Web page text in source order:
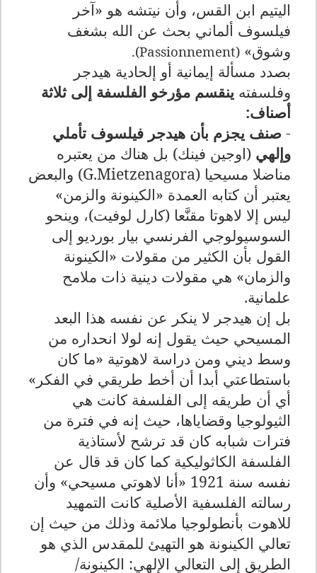
اليتيم ابن القس، وأن نيتشه هو «آخر
فيلسوف ألماني بحث عن الله بشغف
وشوق» (
Passionnement
).
بصدد مسألة إيمانية أو إلحادية هيدجر
وفلسفته ينقسم مؤرخو الفلسفة إلى ثلاثة
أصناف:
- صنف يجزم بأن هيدجر فيلسوف تأملي
وإلهي (اوجين فينك) بل هناك من يعتبره
مناضلا مسيحيا (G.Mietzenagora) والبعض
يعتبر أن كتابه العمدة «الكينونة والزمن»
ليس إلا لاهوتا مقنَّعا (كارل لوفيت)، وينحو
السوسيولوجي الفرنسي بيار بورديو إلى
القول بأن الكثير من مقولات «الكينونة
والزمان» هي مقولات دينية ذات ملامح
علمانية.
بل إن هيدجر لا ينكر عن نفسه هذا البعد
المسيحي حيث يقول إنه لولا انحداره من
وسط ديني ومن دراسة لاهوتية «ما كان
باستطاعتي أبدا أن أخط طريقي في الفكر»
أي أن طريقه إلى الفلسفة كانت هي
الثيولوجيا وقضاياها، حيث إنه في فترة من
فترات شبابه كان قد ترشح لأستاذية
الفلسفة الكاثوليكية كما كان قد قال عن
نفسه سنة 1921 «أنا لاهوتي مسيحي» وأن
رسالته الفلسفية الأصلية كانت التمهيد
للاهوت بأنطولوجيا ملائمة وذلك من حيث إن
تعالي الكينونة هو التهيئ للمقدس الذي هو
الطريق إلى التعالي الإلهي: الكينونة/